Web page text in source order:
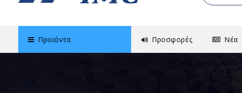
Προϊόντα Προσφορές Νέα